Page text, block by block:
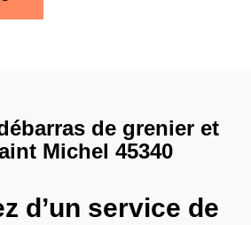
de grenier et
Michel 45340
d’un service de